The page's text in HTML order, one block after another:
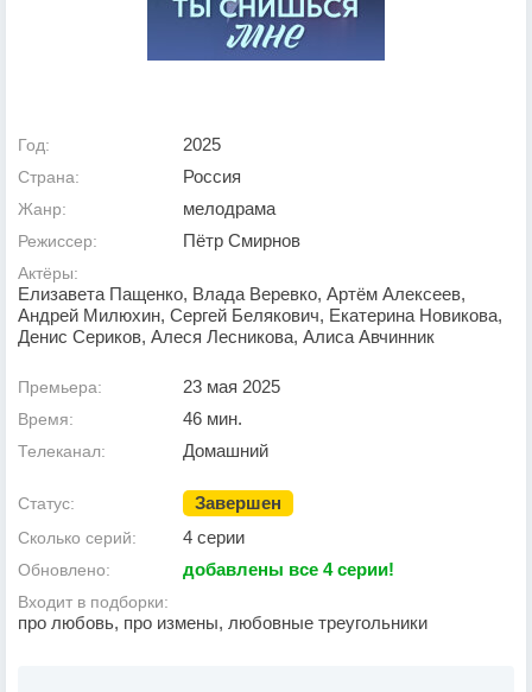
Год: 2025
Страна: Россия
Жанр: мелодрама
Режиссер: Пётр Смирнов
Актёры:
Елизавета Пащенко, Влада Веревко, Артём Алексеев,
Андрей Милюхин, Сергей Белякович, Екатерина Новикова,
Денис Сериков, Алеся Лесникова, Алиса Авчинник
Премьера: 23 мая 2025
Время: 46 мин.
Телеканал: Домашний
Статус: Завершен
Сколько серий: 4 серии
Обновлено: добавлены все 4 серии!
Входит в подборки:
про любовь, про измены, любовные треугольники